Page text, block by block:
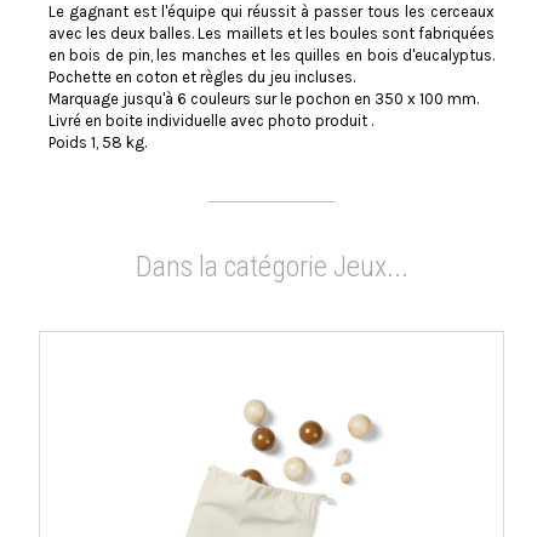
Le gagnant est l'équipe qui réussit à passer tous les cerceaux
avec les deux balles. Les maillets et les boules sont fabriquées
en bois de pin, les manches et les quilles en bois d'eucalyptus.
Pochette en coton et règles du jeu incluses.
Marquage jusqu'à 6 couleurs sur le pochon en 350 x 100 mm.
Livré en boite individuelle avec photo produit .
Poids 1, 58 kg.
Dans la catégorie Jeux...